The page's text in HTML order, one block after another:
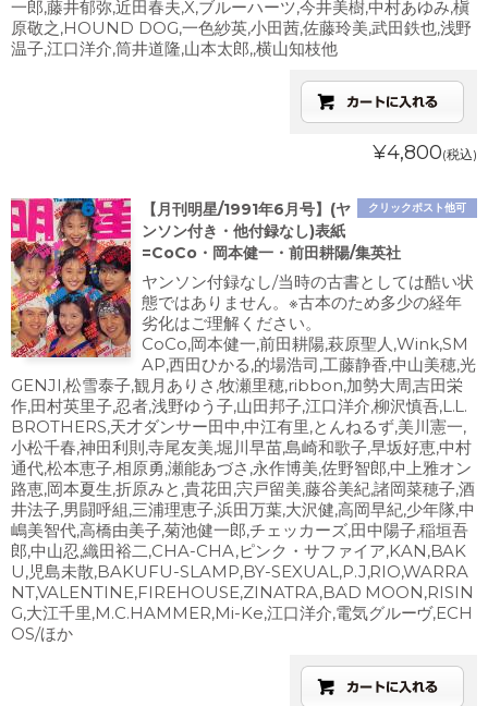
一郎,藤井郁弥,近田春夫,X,ブルーハーツ,今井美樹,中村あゆみ,槇
原敬之,HOUND DOG,一色紗英,小田茜,佐藤玲美,武田鉄也,浅野
温子,江口洋介,筒井道隆,山本太郎,,横山知枝他
¥4,800(税込)
クリックポスト他可
【月刊明星/1991年6月号】(ヤ
ンソン付き・他付録なし)表紙
=CoCo・岡本健一・前田耕陽/集英社
ヤンソン付録なし/当時の古書としては酷い状
態ではありません。※古本のため多少の経年
劣化はご理解ください。
CoCo,岡本健一,前田耕陽,萩原聖人,Wink,SM
AP,西田ひかる,的場浩司,工藤静香,中山美穂,光
GENJI,松雪泰子,観月ありさ,牧瀬里穂,ribbon,加勢大周,吉田栄
作,田村英里子,忍者,浅野ゆう子,山田邦子,江口洋介,柳沢慎吾,L.L.
BROTHERS,天才ダンサー田中,中江有里,とんねるず,美川憲一,
小松千春,神田利則,寺尾友美,堀川早苗,島崎和歌子,早坂好恵,中村
通代,松本恵子,相原勇,瀬能あづさ,永作博美,佐野智郎,中上雅オン
路恵,岡本夏生,折原みと,貴花田,宍戸留美,藤谷美紀,諸岡菜穂子,酒
井法子,男闘呼組,三浦理恵子,浜田万葉,大沢健,高岡早紀,少年隊,中
嶋美智代,高橋由美子,菊池健一郎,チェッカーズ,田中陽子,稲垣吾
郎,中山忍,織田裕二,CHA-CHA,ピンク・サファイア,KAN,BAK
U,児島未散,BAKUFU-SLAMP,BY-SEXUAL,P.J,RIO,WARRA
NT,VALENTINE,FIREHOUSE,ZINATRA,BAD MOON,RISIN
G,大江千里,M.C.HAMMER,Mi-Ke,江口洋介,電気グルーヴ,ECH
OS/ほか